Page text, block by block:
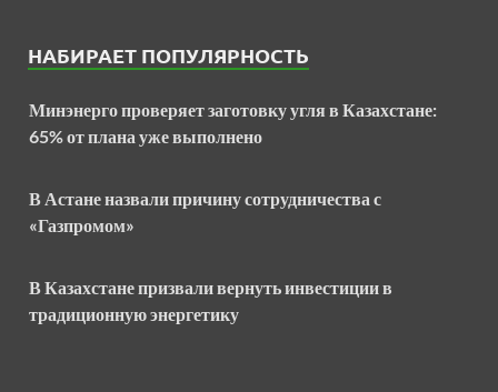
НАБИРАЕТ ПОПУЛЯРНОСТЬ
Минэнерго проверяет заготовку угля в Казахстане:
65% от плана уже выполнено
В Астане назвали причину сотрудничества с
«Газпромом»
В Казахстане призвали вернуть инвестиции в
традиционную энергетику